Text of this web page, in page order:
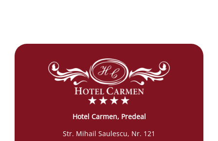
Hotel Carmen, Predeal
Str. Mihail Saulescu, Nr. 121